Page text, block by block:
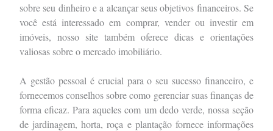
sobre seu dinheiro e a alcançar seus objetivos financeiros. Se
você está interessado em comprar, vender ou investir em
imóveis, nosso site também oferece dicas e orientações
valiosas sobre o mercado imobiliário.
A gestão pessoal é crucial para o seu sucesso financeiro, e
fornecemos conselhos sobre como gerenciar suas finanças de
forma eficaz. Para aqueles com um dedo verde, nossa seção
de jardinagem, horta, roça e plantação fornece informações